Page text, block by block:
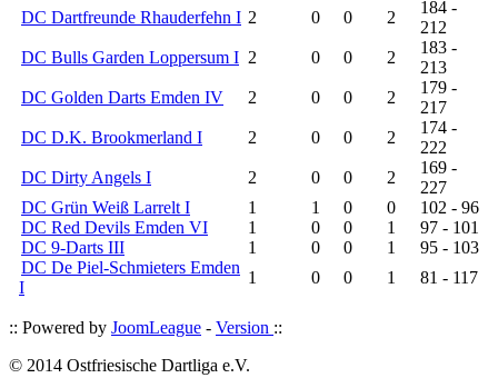
DC Dartfreunde Rhauderfehn I 2 0 0 2
184 -
212
DC Bulls Garden Loppersum I 2 0 0 2
183 -
213
DC Golden Darts Emden IV
2 0 0 2
179 -
217
DC D.K. Brookmerland I
2 0 0 2
174 -
222
DC Dirty Angels I
2 0 0 2
169 -
227
DC Grün Weiß Larrelt I
1 1 0 0
102 - 96
DC Red Devils Emden VI
1 0 0 1
97 - 101
DC 9-Darts III
1 0 0 1
95 - 103
DC De Piel-Schmieters Emden
I
1 0 0 1 81 - 117
:: Powered by JoomLeague - Version ::
© 2014 Ostfriesische Dartliga e.V.